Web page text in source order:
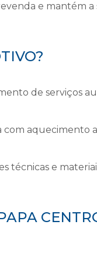
e mantém a
de serviços
aquecimento
técnicas e